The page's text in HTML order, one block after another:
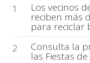
1 Los vecinos
reciben más
para reciclar
2
Consulta la
las Fiestas